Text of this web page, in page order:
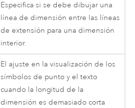
Especifica si se debe dibujar una
línea de dimensión entre las líneas
de extensión para una dimensión
interior.
El ajuste en la visualización de los
símbolos de punto y el texto
cuando la longitud de la
dimensión es demasiado corta